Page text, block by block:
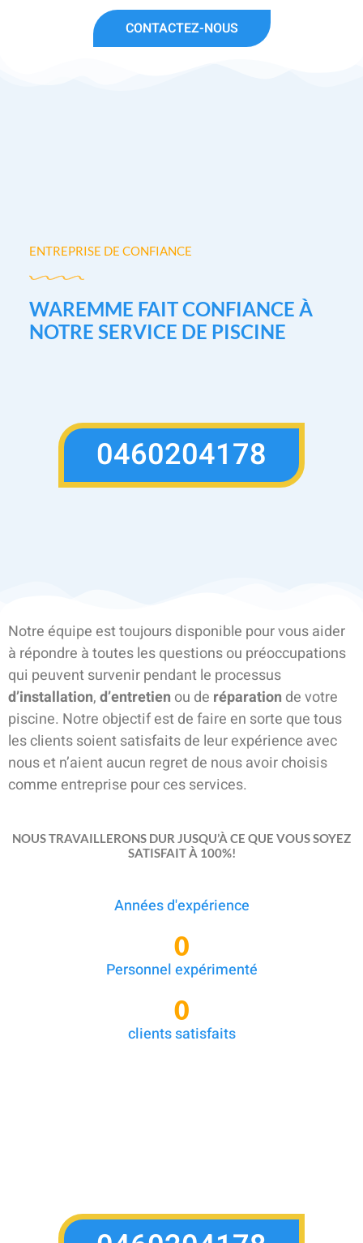
CONTACTEZ-NOUS
ENTREPRISE DE CONFIANCE
WAREMME FAIT CONFIANCE À
NOTRE SERVICE DE PISCINE
0460204178
Notre équipe est toujours disponible pour vous aider
à répondre à toutes les questions ou préoccupations
qui peuvent survenir pendant le processus
d’installation,d’entretien ou de réparation de votre
piscine. Notre objectif est de faire en sorte que tous
les clients soient satisfaits de leur expérience avec
nous et n’aient aucun regret de nous avoir choisis
comme entreprise pour ces services.
NOUS TRAVAILLERONS DUR JUSQU’À CE QUE VOUS SOYEZ
SATISFAIT À 100%!
Années d'expérience
Personnel expérimenté
0
clients satisfaits
0